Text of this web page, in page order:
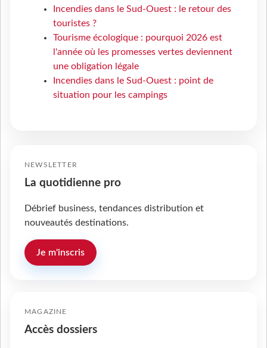
Incendies dans le Sud-Ouest : le retour des
touristes ?
Tourisme écologique : pourquoi 2026 est
l'année où les promesses vertes deviennent
une obligation légale
Incendies dans le Sud-Ouest : point de
situation pour les campings
NEWSLETTER
La quotidienne pro
Débrief business, tendances distribution et
nouveautés destinations.
Je m'inscris
MAGAZINE
Accès dossiers